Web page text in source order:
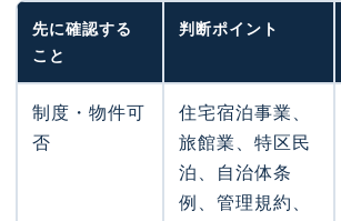
先に確認する
こと
判断ポイント
制度・物件可
否
住宅宿泊事業、
旅館業、特区民
泊、自治体条
例、管理規約、